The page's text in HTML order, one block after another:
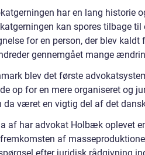
har en lang historie
kan spores tilbage til
for en person, der blev
gennemgået mange
blev det første
op for en mere organiseret og
da været en vigtig del af det
af har advokat Holbæk oplevet
af